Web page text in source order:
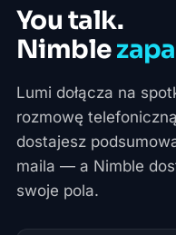
You talk.
Nimble
Lumi dołącza na
rozmowę
dostajesz
maila — a Nimble
swoje pola.